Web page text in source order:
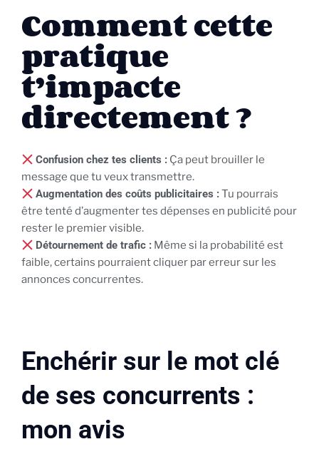
Comment cette
pratique
t’impacte
directement ?
Confusion chez tes clients : Ça peut brouiller le
message que tu veux transmettre.
Augmentation des coûts publicitaires :Tu pourrais
être tenté d’augmenter tes dépenses en publicité pour
rester le premier visible.
Détournement de trafic : Même si la probabilité est
faible, certains pourraient cliquer par erreur sur les
annonces concurrentes.
Enchérir sur le mot clé
de ses concurrents :
mon avis